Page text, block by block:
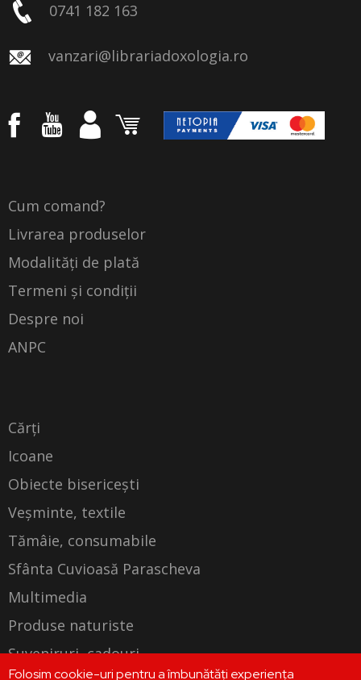
0741 182 163
vanzari@librariadoxologia.ro
Cum comand?
Livrarea produselor
Modalități de plată
Termeni și condiții
Despre noi
ANPC
Cărți
Icoane
Obiecte bisericești
Veșminte, textile
Tămâie, consumabile
Sfânta Cuvioasă Parascheva
Multimedia
Produse naturiste
Suveniruri, cadouri
Folosim cookie-uri pentru a îmbunătăți experiența